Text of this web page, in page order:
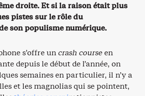
droite. Et si la raison était plus
pistes sur le rôle du
son populisme numérique.
s’offre uncrash courseen
depuis le début de l’année, on
semaines en particulier, il n’y a
et les magnolias qui se pointent,